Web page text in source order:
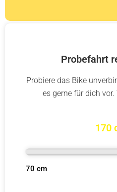
Probefahrt
Probiere das Bike
es gerne für dich
170
70 cm